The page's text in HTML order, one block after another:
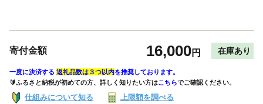
寄付金額 16,000円 在庫あり
一度に決済する 返礼品数は３つ以内を推奨しております。
🔰ふるさと納税が初めての方、詳しく知りたい方はこちらでご確認ください。
仕組みについて知る 上限額を調べる